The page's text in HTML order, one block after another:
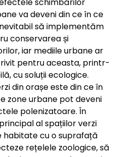
schimbărilor
va deveni din ce în ce
să implementăm
conservarea și
iar mediile urbane ar
pentru aceasta, printr-
cu soluții ecologice.
din orașe este din ce în
zone urbane pot deveni
polenizatoare. În
al spațiilor verzi
habitate cu o suprafață
rețelele zoologice, să